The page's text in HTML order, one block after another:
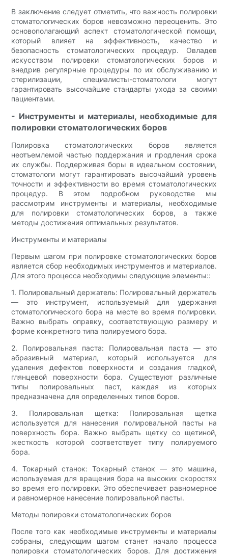
В заключение следует отметить, что важность полировки
стоматологических боров невозможно переоценить. Это
основополагающий аспект стоматологической помощи,
который влияет на эффективность, качество и
безопасность стоматологических процедур. Овладев
искусством полировки стоматологических боров и
внедрив регулярные процедуры по их обслуживанию и
стерилизации, специалисты-стоматологи могут
гарантировать высочайшие стандарты ухода за своими
пациентами.
- Инструменты и материалы, необходимые для
полировки стоматологических боров
Полировка стоматологических боров является
неотъемлемой частью поддержания и продления срока
их службы. Поддерживая боры в идеальном состоянии,
стоматологи могут гарантировать высочайший уровень
точности и эффективности во время стоматологических
процедур. В этом подробном руководстве мы
рассмотрим инструменты и материалы, необходимые
для полировки стоматологических боров, а также
методы достижения оптимальных результатов.
Инструменты и материалы
Первым шагом при полировке стоматологических боров
является сбор необходимых инструментов и материалов.
Для этого процесса необходимы следующие элементы::
1. Полировальный держатель: Полировальный держатель
— это инструмент, используемый для удержания
стоматологического бора на месте во время полировки.
Важно выбрать оправку, соответствующую размеру и
форме конкретного типа полируемого бора.
2. Полировальная паста: Полировальная паста — это
абразивный материал, который используется для
удаления дефектов поверхности и создания гладкой,
глянцевой поверхности бора. Существуют различные
типы полировальных паст, каждая из которых
предназначена для определенных типов боров.
3. Полировальная щетка: Полировальная щетка
используется для нанесения полировальной пасты на
поверхность бора. Важно выбрать щетку со щетиной,
жесткость которой соответствует типу полируемого
бора.
4. Токарный станок: Токарный станок — это машина,
используемая для вращения бора на высоких скоростях
во время его полировки. Это обеспечивает равномерное
и равномерное нанесение полировальной пасты.
Методы полировки стоматологических боров
После того как необходимые инструменты и материалы
собраны, следующим шагом станет начало процесса
полировки стоматологических боров. Для достижения